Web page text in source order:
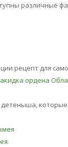
различные
рецепт для
ордена